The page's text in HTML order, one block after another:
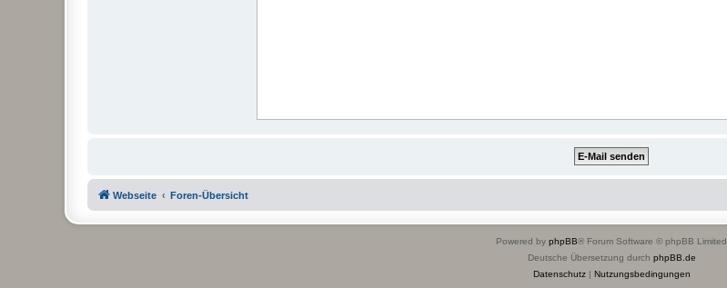
Webseite Foren-Übersicht
Powered by phpBB® Forum Software © phpBB Limited
Deutsche Übersetzung durch phpBB.de
Datenschutz| Nutzungsbedingungen